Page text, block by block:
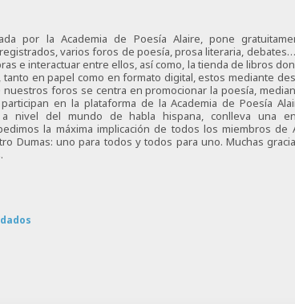
por la Academia de Poesía Alaire, pone
varios foros de poesía, prosa literaria,
e interactuar entre ellos, así como, la tienda de libros
en papel como en formato digital, estos mediante
foros se centra en promocionar la poesía,
en la plataforma de la Academia de Poesía
nivel del mundo de habla hispana, conlleva una
la máxima implicación de todos los miembros de
Dumas: uno para todos y todos para uno. Muchas